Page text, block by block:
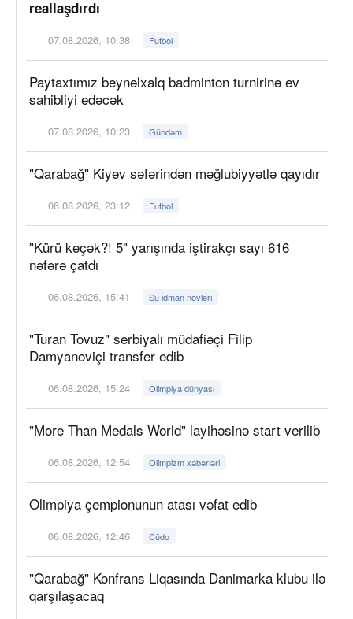
reallaşdırdı
07.08.2026, 10:38 Futbol
Paytaxtımız beynəlxalq badminton turnirinə ev
sahibliyi edəcək
07.08.2026, 10:23 Gündəm
"Qarabağ" Kiyev səfərindən məğlubiyyətlə qayıdır
06.08.2026, 23:12 Futbol
"Kürü keçək?! 5" yarışında iştirakçı sayı 616
nəfərə çatdı
06.08.2026, 15:41 Su idman növləri
"Turan Tovuz" serbiyalı müdafiəçi Filip
Damyanoviçi transfer edib
06.08.2026, 15:24 Olimpiya dünyası
"More Than Medals World" layihəsinə start verilib
06.08.2026, 12:54 Olimpizm xəbərləri
Olimpiya çempionunun atası vəfat edib
06.08.2026, 12:46 Cüdo
"Qarabağ" Konfrans Liqasında Danimarka klubu ilə
qarşılaşacaq